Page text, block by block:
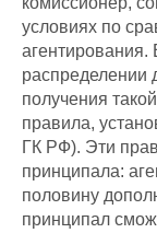
условиях по
агентирования.
распределении
получения
правила,
ГК РФ). Эти
принципала:
половину
принципал